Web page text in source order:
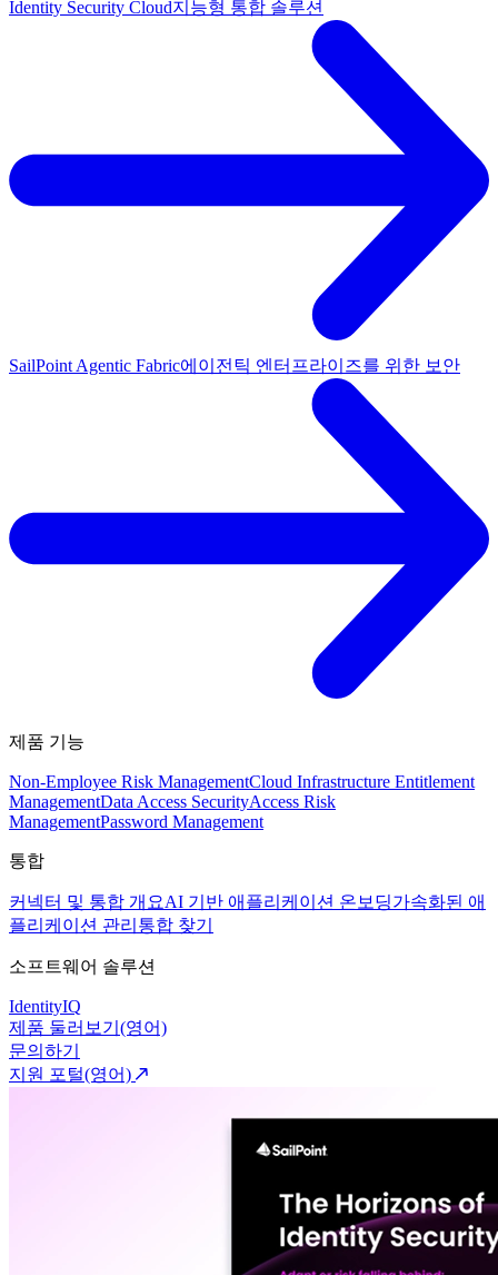
Identity Security Cloud지능형 통합 솔루션
SailPoint Agentic Fabric에이전틱 엔터프라이즈를 위한 보안
제품 기능
Non-Employee Risk ManagementCloud Infrastructure Entitlement
ManagementData Access SecurityAccess Risk
ManagementPassword Management
통합
커넥터 및 통합 개요AI 기반 애플리케이션 온보딩가속화된 애
플리케이션 관리 통합 찾기
소프트웨어 솔루션
IdentityIQ
제품 둘러보기(영어)
문의하기
지원 포털(영어)